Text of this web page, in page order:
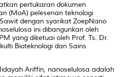
pertukaran dokumen
(MoA) pelesenan teknologi
dengan syarikat ZoepNano
ini dibangunkan oleh
yang diketuai oleh Prof. Ts. Dr.
Bioteknologi dan Sains
Ariffin, nanoselulosa adalah